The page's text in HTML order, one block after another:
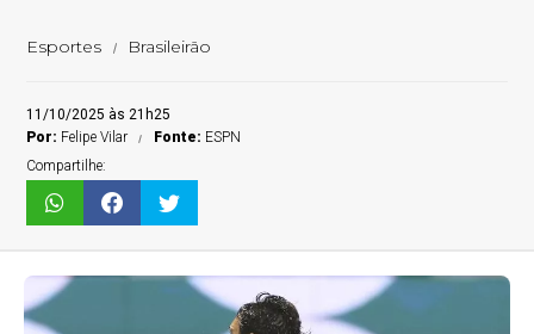
Esportes Brasileirão
11/10/2025 às 21h25
Por: Felipe Vilar Fonte: ESPN
Compartilhe: